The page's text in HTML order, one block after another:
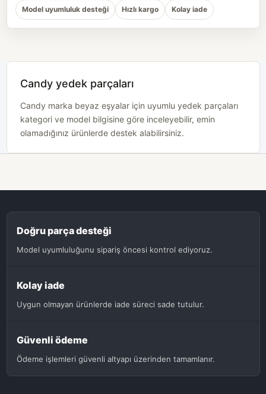
Model uyumluluk desteği Hızlı kargo Kolay iade
Candy yedek parçaları
Candy marka beyaz eşyalar için uyumlu yedek parçaları
kategori ve model bilgisine göre inceleyebilir, emin
olamadığınız ürünlerde destek alabilirsiniz.
Doğru parça desteği
Model uyumluluğunu sipariş öncesi kontrol ediyoruz.
Kolay iade
Uygun olmayan ürünlerde iade süreci sade tutulur.
Güvenli ödeme
Ödeme işlemleri güvenli altyapı üzerinden tamamlanır.